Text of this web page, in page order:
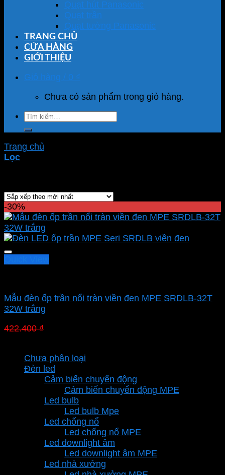
Quạt hút Panasonic
Quạt trần
Quạt tường Panasonic
TRANG CHỦ
CỬA HÀNG
GIỚI THIỆU
Giỏ hàng / 0 ₫
Chưa có sản phẩm trong giỏ hàng.
Tìm
kiếm:
Trang chủ
Lọc
-30%
Mẫu đèn ốp trần nổi tràn viền đen MPE SRDLB-32T
32W trắng
422.400₫
422.400 ₫.là:
Chưa phân loại
Đèn led
Cảm biến chuyển động
Cảm biến chuyển động MPE
Led bulb
Led bulb Mpe
Led chống nổ
Led chống nổ MPE
Led downlight âm
Led downlight âm MPE
Led nhà xưởng